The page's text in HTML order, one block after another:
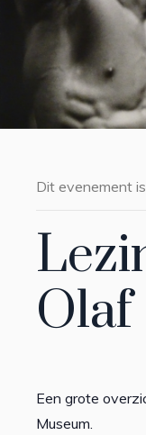
Dit evenement
Olaf
Een grote
Museum.